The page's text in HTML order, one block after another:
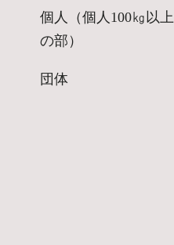
個人（個人100㎏以上
の部）
団体